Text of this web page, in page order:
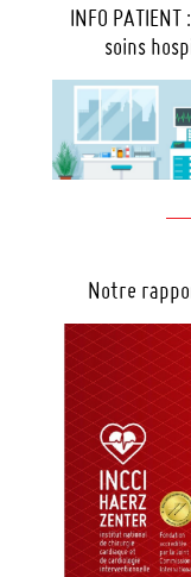
INFO
soins
Notre